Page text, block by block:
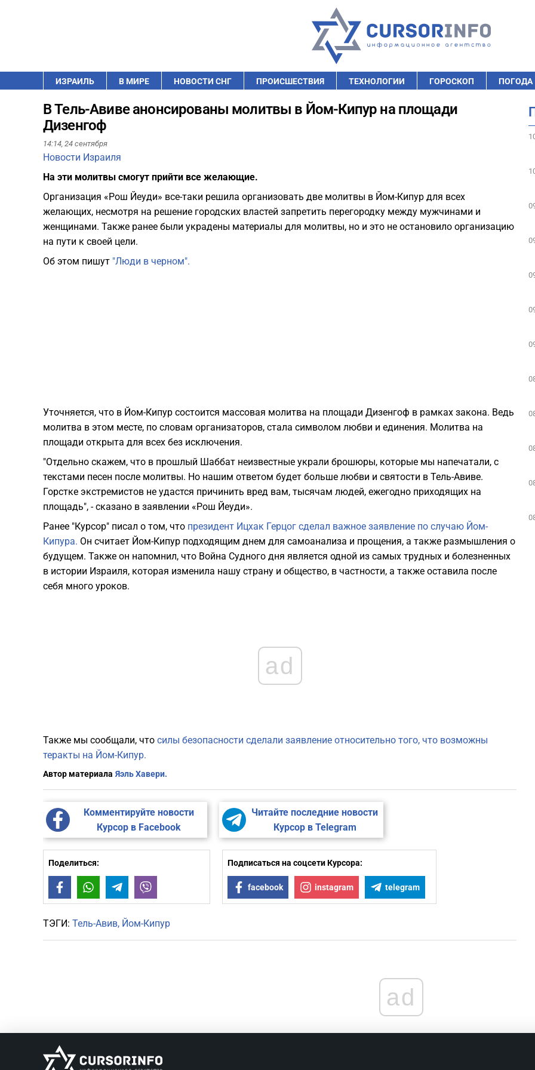
ИЗРАИЛЬ В МИРЕ НОВОСТИ СНГ ПРОИСШЕСТВИЯ ТЕХНОЛОГИИ ГОРОСКОП ПОГОДА
В Тель-Авиве анонсированы молитвы в Йом-Кипур на площади
Дизенгоф
14:14, 24 сентября
Новости Израиля
На эти молитвы смогут прийти все желающие.
Организация «Рош Йеуди» все-таки решила организовать две молитвы в Йом-Кипур для всех
желающих, несмотря на решение городских властей запретить перегородку между мужчинами и
женщинами. Также ранее были украдены материалы для молитвы, но и это не остановило организацию
на пути к своей цели.
Об этом пишут "Люди в черном".
Уточняется, что в Йом-Кипур состоится массовая молитва на площади Дизенгоф в рамках закона. Ведь
молитва в этом месте, по словам организаторов, стала символом любви и единения. Молитва на
площади открыта для всех без исключения.
"Отдельно скажем, что в прошлый Шаббат неизвестные украли брошюры, которые мы напечатали, с
текстами песен после молитвы. Но нашим ответом будет больше любви и святости в Тель-Авиве.
Горстке экстремистов не удастся причинить вред вам, тысячам людей, ежегодно приходящих на
площадь", - сказано в заявлении «Рош Йеуди».
Ранее "Курсор" писал о том, что президент Ицхак Герцог сделал важное заявление по случаю Йом-
Кипура. Он считает Йом-Кипур подходящим днем для самоанализа и прощения, а также размышления о
будущем. Также он напомнил, что Война Судного дня является одной из самых трудных и болезненных
в истории Израиля, которая изменила нашу страну и общество, в частности, а также оставила после
себя много уроков.
ad
Также мы сообщали, что силы безопасности сделали заявление относительно того, что возможны
теракты на Йом-Кипур.
Автор материала Яэль Хавери.
Комментируйте новости
Курсор в Facebook
Читайте последние новости
Курсор в Telegram
Поделиться:
FacebookWhatsAppTelegram
Подписаться на соцсети Курсора:
facebook instagram telegram
ТЭГИ: Тель-Авив Йом-Кипур
ad